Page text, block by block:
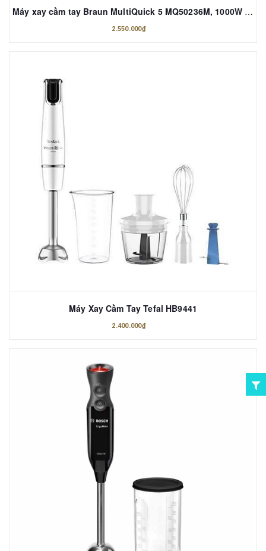
Máy xay cầm tay Braun MultiQuick 5 MQ50236M, 1000W THẾ HỆ MỚI
2.550.000₫
Máy Xay Cầm Tay Tefal HB9441
2.400.000₫